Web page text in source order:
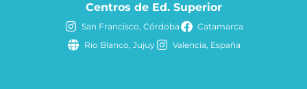
Centros de Ed. Superior
San Francisco, Córdoba
Catamarca
Río Blanco, Jujuy
Valencia, España